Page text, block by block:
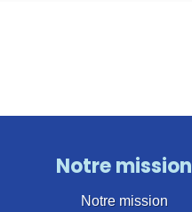
Notre mission
Notre mission